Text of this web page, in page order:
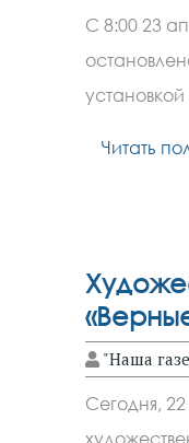
С 8:00 23
Читать
"Наша
Сегодня,